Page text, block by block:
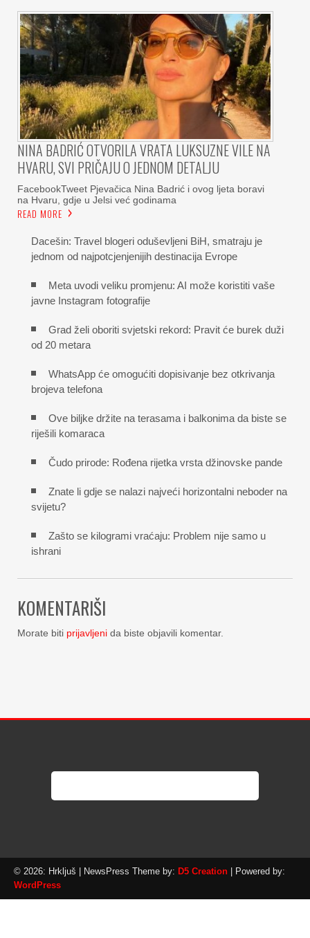
NINA BADRIĆ OTVORILA VRATA LUKSUZNE VILE NA
HVARU, SVI PRIČAJU O JEDNOM DETALJU
FacebookTweet Pjevačica Nina Badrić i ovog ljeta boravi
na Hvaru, gdje u Jelsi već godinama
READ MORE
Dacešin: Travel blogeri oduševljeni BiH, smatraju je
jednom od najpotcjenjenijih destinacija Evrope
Meta uvodi veliku promjenu: AI može koristiti vaše
javne Instagram fotografije
Grad želi oboriti svjetski rekord: Pravit će burek duži
od 20 metara
WhatsApp će omogućiti dopisivanje bez otkrivanja
brojeva telefona
Ove biljke držite na terasama i balkonima da biste se
riješili komaraca
Čudo prirode: Rođena rijetka vrsta džinovske pande
Znate li gdje se nalazi najveći horizontalni neboder na
svijetu?
Zašto se kilogrami vraćaju: Problem nije samo u
ishrani
KOMENTARIŠI
Morate biti prijavljeni da biste objavili komentar.
© 2026: Hrkljuš | NewsPress Theme by: D5 Creation | Powered by:
WordPress